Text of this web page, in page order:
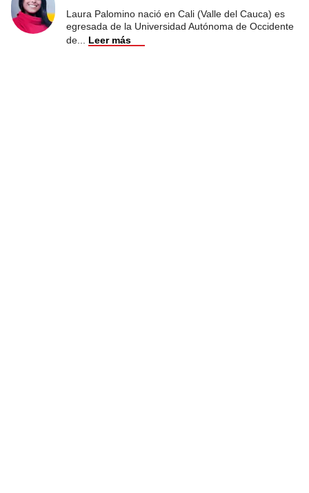
Laura Palomino nació en Cali (Valle del Cauca) es
egresada de la Universidad Autónoma de Occidente
de
Leer más